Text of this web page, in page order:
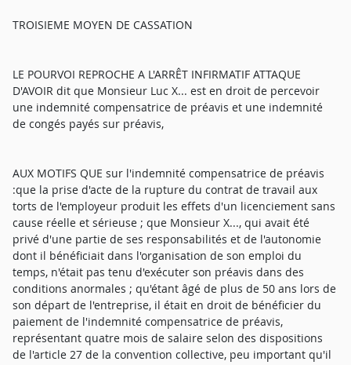
TROISIEME MOYEN DE CASSATION
LE POURVOI REPROCHE A L'ARRÊT INFIRMATIF ATTAQUE
D'AVOIR dit que Monsieur Luc X... est en droit de percevoir
une indemnité compensatrice de préavis et une indemnité
de congés payés sur préavis,
AUX MOTIFS QUE sur l'indemnité compensatrice de préavis
:que la prise d'acte de la rupture du contrat de travail aux
torts de l'employeur produit les effets d'un licenciement sans
cause réelle et sérieuse ; que Monsieur X..., qui avait été
privé d'une partie de ses responsabilités et de l'autonomie
dont il bénéficiait dans l'organisation de son emploi du
temps, n'était pas tenu d'exécuter son préavis dans des
conditions anormales ; qu'étant âgé de plus de 50 ans lors de
son départ de l'entreprise, il était en droit de bénéficier du
paiement de l'indemnité compensatrice de préavis,
représentant quatre mois de salaire selon des dispositions
de l'article 27 de la convention collective, peu important qu'il